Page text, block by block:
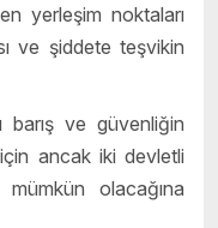
yerleşim noktaları
ve şiddete teşvikin
barış ve güvenliğin
ancak iki devletli
olacağına